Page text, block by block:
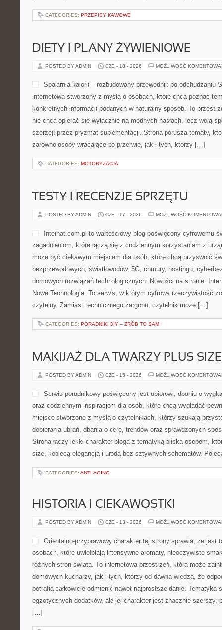
CATEGORIES: PRZEPISY KAWOWE
DIETY I PLANY ŻYWIENIOWE
POSTED BY ADMIN CZE - 18 - 2026 MOŻLIWOŚĆ
Spalarnia kalorii – rozbudowany przewodnik po odchudzaniu
internetowa stworzony z myślą o osobach, które chcą poznać
konkretnych informacji podanych w naturalny sposób. To
nie chcą opierać się wyłącznie na modnych hasłach, lecz wolą
szerzej: przez pryzmat suplementacji. Strona porusza tematy,
zarówno osoby wracające po przerwie, jak i tych, którzy […]
CATEGORIES: MOTORYZACJA
TESTY I RECENZJE SPRZĘTU
POSTED BY ADMIN CZE - 17 - 2026 MOŻLIWOŚĆ
Internat.com.pl to wartościowy blog poświęcony cyfrowemu
zagadnieniom, które łączą się z codziennym korzystaniem z
może być ciekawym miejscem dla osób, które chcą przyswoić
bezprzewodowych, światłowodów, 5G, chmury, hostingu,
domowych rozwiązań technologicznych. Nowości na stronie:
Nowe Technologie. To serwis, w którym cyfrowa rzeczywistość
czytelny. Zamiast technicznego żargonu, czytelnik może […]
CATEGORIES: PORADNIKI DIY – ZRÓB TO SAM
MAKIJAŻ DLA TWARZY PLUS SIZE
POSTED BY ADMIN CZE - 15 - 2026 MOŻLIWOŚĆ
Serwis poradnikowy poświęcony jest ubiorowi, dbaniu o
oraz codziennym inspiracjom dla osób, które chcą wyglądać
miejsce stworzone z myślą o czytelnikach, którzy szukają
dobierania ubrań, dbania o cerę, trendów oraz sprawdzonych
Strona łączy lekki charakter bloga z tematyką bliską osobom,
size, kobiecą elegancją i urodą bez sztywnych schematów.
CATEGORIES: ANTI-AGING
HISTORIA I CIEKAWOSTKI
POSTED BY ADMIN CZE - 13 - 2026 MOŻLIWOŚĆ
Orientalno-przyprawowy charakter tej strony sprawia, że jest
osobach, które uwielbiają intensywne aromaty, nieoczywiste
różnych stron świata. To internetowa przestrzeń, która może
domowych kucharzy, jak i tych, którzy od dawna wiedzą, że
potrafią całkowicie odmienić nawet najprostsze danie. Tematyka
egzotycznych dodatków, ale jej charakter jest znacznie szerszy,
[…]